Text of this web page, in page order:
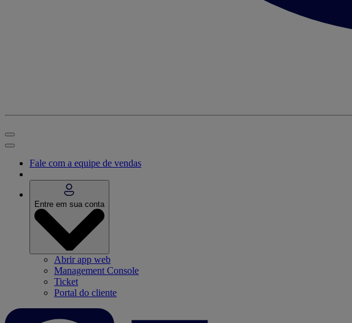
Fale com a equipe de vendas
Entre em sua conta
Abrir app web
Management Console
Ticket
Portal do cliente